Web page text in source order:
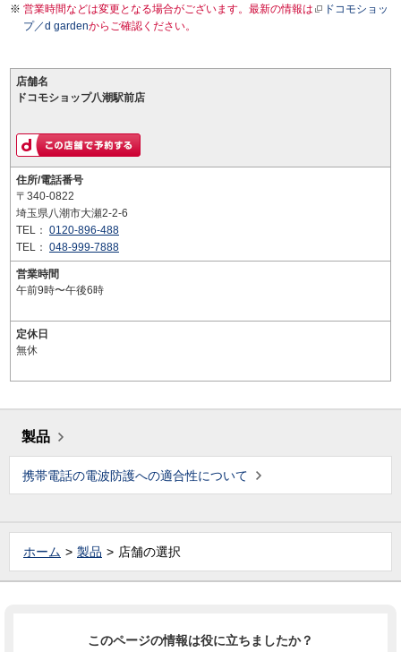
営業時間などは変更となる場合がございます。最新の情報は
ドコモショッ
プ／d gardenからご確認ください。
店舗名
ドコモショップ八潮駅前店
住所/電話番号
〒340-0822
埼玉県八潮市大瀬2-2-6
TEL： 0120-896-488
TEL： 048-999-7888
営業時間
午前9時〜午後6時
定休日
無休
製品
携帯電話の電波防護への適合性について
ホーム 製品 店舗の選択
このページの情報は役に立ちましたか？